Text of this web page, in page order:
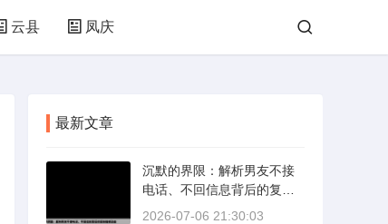
云县 凤庆
最新文章
沉默的界限：解析男友不接
电话、不回信息背后的复杂
情感动态
2026-07-06 21:30:03